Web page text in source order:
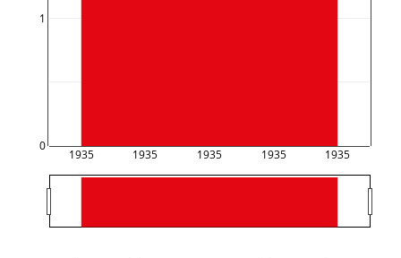
1935 1935 1935 1935 1935
0
1